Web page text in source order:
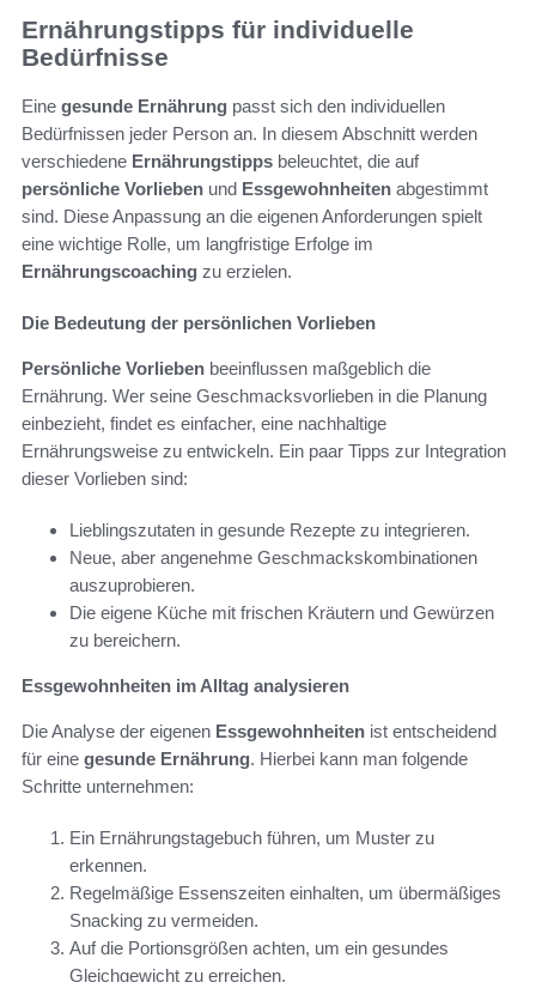
Ernährungstipps für individuelle
Bedürfnisse
Eine gesunde Ernährung passt sich den individuellen
Bedürfnissen jeder Person an. In diesem Abschnitt werden
verschiedene Ernährungstipps beleuchtet, die auf
persönliche Vorlieben und Essgewohnheiten abgestimmt
sind. Diese Anpassung an die eigenen Anforderungen spielt
eine wichtige Rolle, um langfristige Erfolge im
Ernährungscoaching zu erzielen.
Die Bedeutung der persönlichen Vorlieben
Persönliche Vorlieben beeinflussen maßgeblich die
Ernährung. Wer seine Geschmacksvorlieben in die Planung
einbezieht, findet es einfacher, eine nachhaltige
Ernährungsweise zu entwickeln. Ein paar Tipps zur Integration
dieser Vorlieben sind:
Lieblingszutaten in gesunde Rezepte zu integrieren.
Neue, aber angenehme Geschmackskombinationen
auszuprobieren.
Die eigene Küche mit frischen Kräutern und Gewürzen
zu bereichern.
Essgewohnheiten im Alltag analysieren
Die Analyse der eigenen Essgewohnheiten ist entscheidend
für eine gesunde Ernährung. Hierbei kann man folgende
Schritte unternehmen:
Ein Ernährungstagebuch führen, um Muster zu
erkennen.
Regelmäßige Essenszeiten einhalten, um übermäßiges
Snacking zu vermeiden.
Auf die Portionsgrößen achten, um ein gesundes
Gleichgewicht zu erreichen.